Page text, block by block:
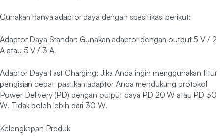
Gunakan hanya adaptor daya dengan spesifikasi berikut:
Adaptor Daya Standar: Gunakan adaptor dengan output 5 V / 2
A atau 5 V / 3 A.
Adaptor Daya Fast Charging: Jika Anda ingin menggunakan fitur
pengisian cepat, pastikan adaptor Anda mendukung protokol
Power Delivery (PD) dengan output daya PD 20 W atau PD 30
W. Tidak boleh lebih dari 30 W.
Kelengkapan Produk